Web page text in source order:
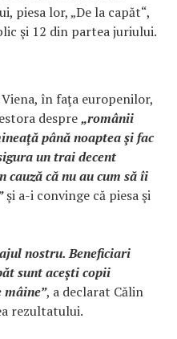
piesa lor, „De la capăt“,
şi 12 din partea juriului.
în faţa europenilor,
despre„românii
până noaptea şi fac
un trai decent
că nu au cum să îi
şi a-i convinge că piesa şi
nostru. Beneficiari
sunt aceşti copii
, a declarat Călin
rezultatului.